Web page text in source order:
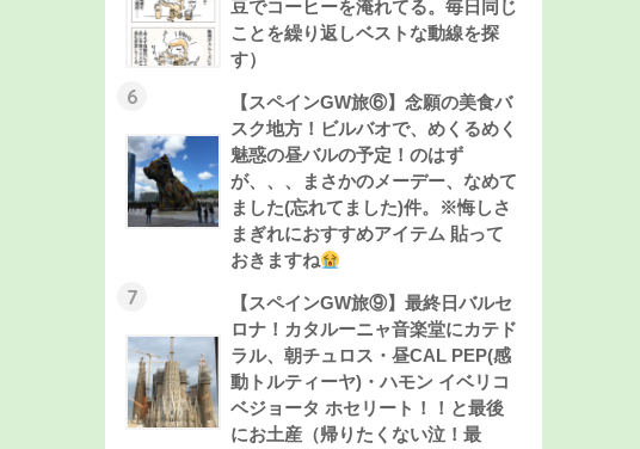
豆でコーヒーを淹れてる。毎日同じ
ことを繰り返しベストな動線を探
す）
6
【スペインGW旅⑥】念願の美食バ
スク地方！ビルバオで、めくるめく
魅惑の昼バルの予定！のはず
が、、、まさかのメーデー、なめて
ました(忘れてました)件。※悔しさ
まぎれにおすすめアイテム 貼って
おきますね
7
【スペインGW旅⑨】最終日バルセ
ロナ！カタルーニャ音楽堂にカテド
ラル、朝チュロス・昼CAL PEP(感
動トルティーヤ)・ハモン イベリコ
ベジョータ ホセリート！！と最後
にお土産（帰りたくない泣！最